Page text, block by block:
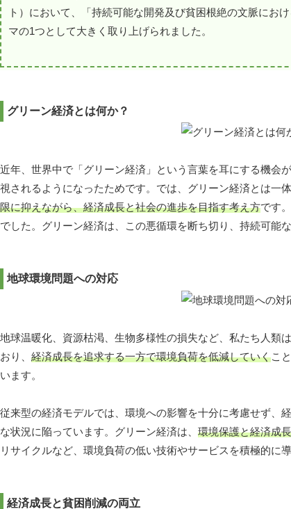
ト）において、「持続可能な開発及び貧困根絶の文脈にお
マの1つとして大きく取り上げられました。
グリーン経済とは何か？
近年、世界中で「グリーン経済」という言葉を耳にする機会
視されるようになったためです。では、グリーン経済とは一
限に抑えながら、経済成長と社会の進歩を目指す考え方です
でした。グリーン経済は、この悪循環を断ち切り、持続可能
地球環境問題への対応
地球温暖化、資源枯渇、生物多様性の損失など、私たち人類
おり、 経済成長を追求する一方で環境負荷を低減していくこ
います。
従来型の経済モデルでは、環境への影響を十分に考慮せず、
な状況に陥っています。グリーン経済は、 環境保護と経済成
リサイクルなど、環境負荷の低い技術やサービスを積極的に
経済成長と貧困削減の両立